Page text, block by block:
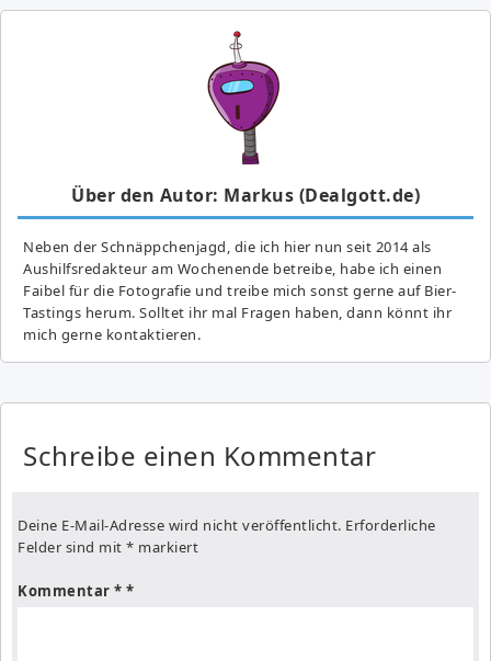
Über den Autor: Markus (Dealgott.de)
Neben der Schnäppchenjagd, die ich hier nun seit 2014 als
Aushilfsredakteur am Wochenende betreibe, habe ich einen
Faibel für die Fotografie und treibe mich sonst gerne auf Bier-
Tastings herum. Solltet ihr mal Fragen haben, dann könnt ihr
mich gerne kontaktieren.
Schreibe einen Kommentar
Deine E-Mail-Adresse wird nicht veröffentlicht. Erforderliche
Felder sind mit * markiert
Kommentar *